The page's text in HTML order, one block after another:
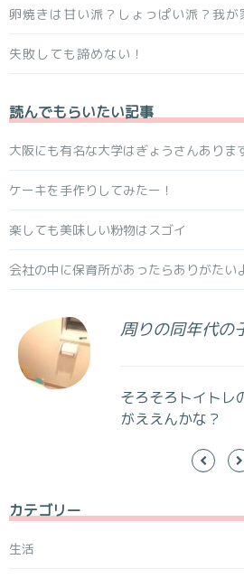
卵焼きは甘い派？しょっぱい派？我が
失敗しても諦めない！
読んでもらいたい記事
大阪にも有名な大学はぎょうさんありま
ケーキを手作りしてみたー！
楽しても美味しい粉物はスゴイ
会社の中に保育所があったらありがたい
周りの同年代の
そろそろトイトレ
がええんかな？
カテゴリー
生活